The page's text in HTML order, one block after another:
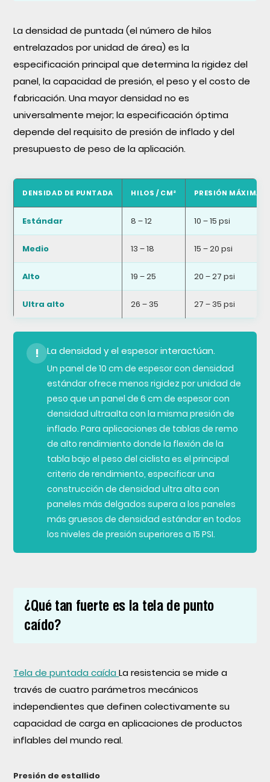
La densidad de puntada (el número de hilos
entrelazados por unidad de área) es la
especificación principal que determina la rigidez del
panel, la capacidad de presión, el peso y el costo de
fabricación. Una mayor densidad no es
universalmente mejor; la especificación óptima
depende del requisito de presión de inflado y del
presupuesto de peso de la aplicación.
DENSIDAD DE PUNTADA HILOS / CM² PRESIÓN MÁXIMA
Estándar 8 – 12 10 – 15 psi
Medio 13 – 18 15 – 20 psi
Alto 19 – 25 20 – 27 psi
Ultra alto 26 – 35 27 – 35 psi
! La densidad y el espesor interactúan.
Un panel de 10 cm de espesor con densidad
estándar ofrece menos rigidez por unidad de
peso que un panel de 6 cm de espesor con
densidad ultraalta con la misma presión de
inflado. Para aplicaciones de tablas de remo
de alto rendimiento donde la flexión de la
tabla bajo el peso del ciclista es el principal
criterio de rendimiento, especificar una
construcción de densidad ultra alta con
paneles más delgados supera a los paneles
más gruesos de densidad estándar en todos
los niveles de presión superiores a 15 PSI.
¿Qué tan fuerte es la tela de punto
caído?
Tela de puntada caídaLa resistencia se mide a
través de cuatro parámetros mecánicos
independientes que definen colectivamente su
capacidad de carga en aplicaciones de productos
inflables del mundo real.
Presión de estallido